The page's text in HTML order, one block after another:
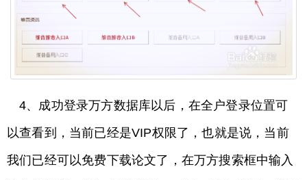
4、成功登录万方数据库以后，在全户登录位置可
以查看到，当前已经是VIP权限了，也就是说，当前
我们已经可以免费下载论文了，在万方搜索框中输入